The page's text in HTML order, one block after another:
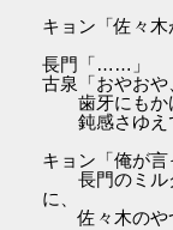
キョン「佐々木
長門「……」
古泉「おやお
歯牙にもか
鈍感さゆえ
キョン「俺が言
長門のミルク
に、
佐々木のや